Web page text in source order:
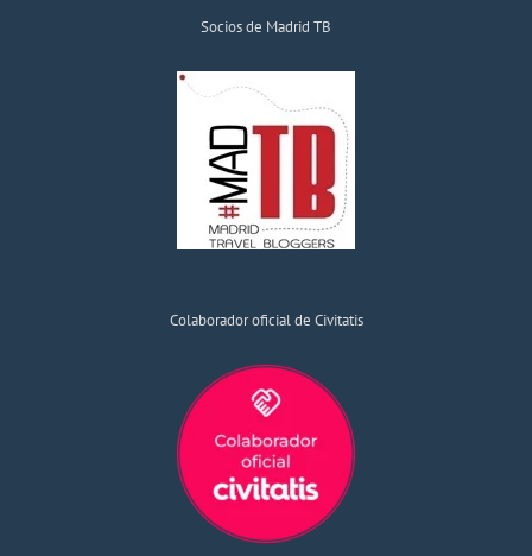
Socios de Madrid TB
Colaborador oficial de Civitatis